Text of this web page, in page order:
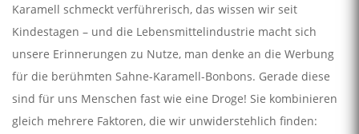
Karamell schmeckt verführerisch, das wissen wir seit
Kindestagen – und die Lebensmittelindustrie macht sich
unsere Erinnerungen zu Nutze, man denke an die Werbung
für die berühmten Sahne-Karamell-Bonbons. Gerade diese
sind für uns Menschen fast wie eine Droge! Sie kombinieren
gleich mehrere Faktoren, die wir unwiderstehlich finden: